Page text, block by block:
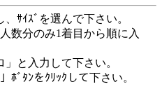
ｻｲｽﾞを選んで下さい。
数分のみ1着目から順に入
と入力して下さい。
ﾎﾞﾀﾝをｸﾘｯｸして下さい。